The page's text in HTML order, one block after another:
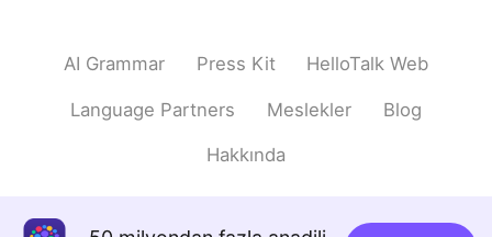
作るときめ
た
ちょっと完熟過ぎたバナナが台所にあ
ったので、家族のためにバナナパンを
た
AI Grammar Press Kit HelloTalk Web
Language Partners Meslekler Blog
Hakkında